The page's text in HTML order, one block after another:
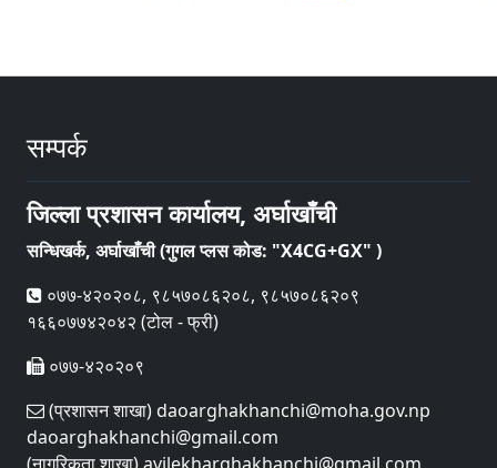
सम्पर्क
जिल्ला प्रशासन कार्यालय, अर्घाखाँची
सन्धिखर्क, अर्घाखाँची (गुगल प्लस कोड: "X4CG+GX" )
०७७-४२०२०८, ९८५७०८६२०८, ९८५७०८६२०९
१६६०७७४२०४२ (टोल - फ्री)
०७७-४२०२०९
(प्रशासन शाखा) daoarghakhanchi@moha.gov.np
daoarghakhanchi@gmail.com